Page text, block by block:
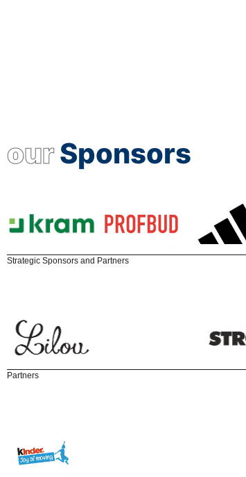
ourSponsors
Strategic Sponsors and Partners
Partners